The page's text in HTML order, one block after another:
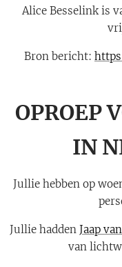
Alice Besselink is
Bron bericht:
OPROEP
IN
Jullie hebben op
Jullie hadden Jaap
van